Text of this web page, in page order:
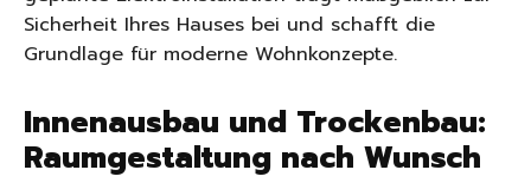
Sicherheit Ihres Hauses bei und schafft die
Grundlage für moderne Wohnkonzepte.
Innenausbau und Trockenbau:
Raumgestaltung nach Wunsch